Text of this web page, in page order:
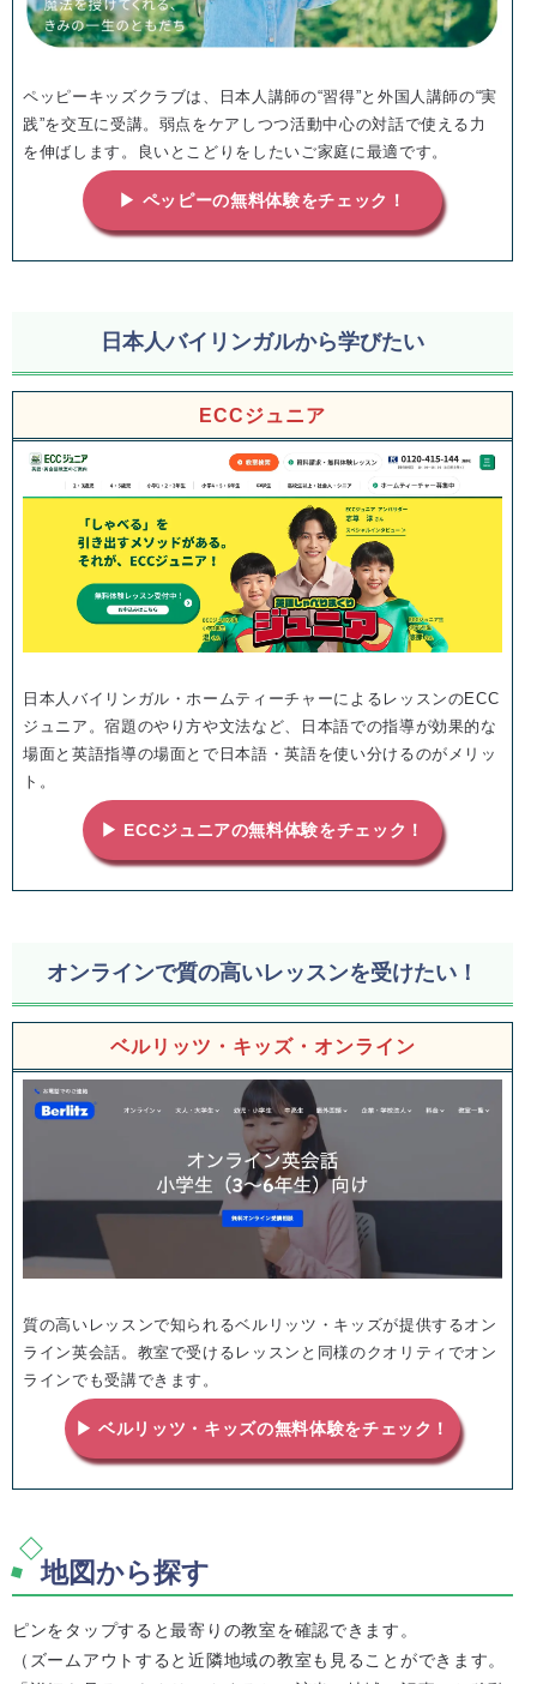
ペッピーキッズクラブは、日本人講師の“習得”と外国人講師の“実
践”を交互に受講。弱点をケアしつつ活動中心の対話で使える力
を伸ばします。良いとこどりをしたいご家庭に最適です。
▶ ペッピーの無料体験をチェック！
日本人バイリンガルから学びたい
ECCジュニア
日本人バイリンガル・ホームティーチャーによるレッスンのECC
ジュニア。宿題のやり方や文法など、日本語での指導が効果的な
場面と英語指導の場面とで日本語・英語を使い分けるのがメリッ
ト。
▶ ECCジュニアの無料体験をチェック！
オンラインで質の高いレッスンを受けたい！
ベルリッツ・キッズ・オンライン
質の高いレッスンで知られるベルリッツ・キッズが提供するオン
ライン英会話。教室で受けるレッスンと同様のクオリティでオン
ラインでも受講できます。
▶ ベルリッツ・キッズの無料体験をチェック！
地図から探す
ピンをタップすると最寄りの教室を確認できます。
（ズームアウトすると近隣地域の教室も見ることができます。